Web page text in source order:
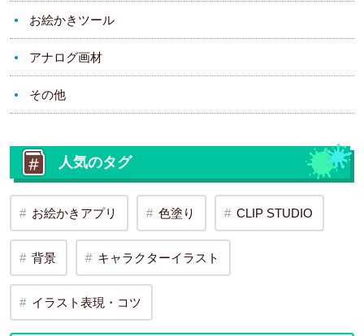
お絵かきツール
アナログ画材
その他
人気のタグ
お絵かきアプリ 色塗り CLIP STUDIO
背景 キャラクターイラスト
イラスト表現・コツ